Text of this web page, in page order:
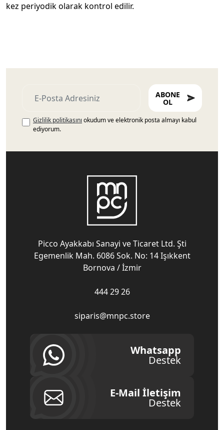
kez periyodik olarak kontrol edilir.
ABONE
OL
Gizlilik politikasını okudum ve elektronik posta almayı kabul
ediyorum.
Picco Ayakkabı Sanayi ve Ticaret Ltd. Şti
Egemenlik Mah. 6086 Sok. No: 14 Işıkkent
Bornova / İzmir
444 29 26
siparis@mnpc.store
Whatsapp
Destek
E-Mail İletişim
Destek